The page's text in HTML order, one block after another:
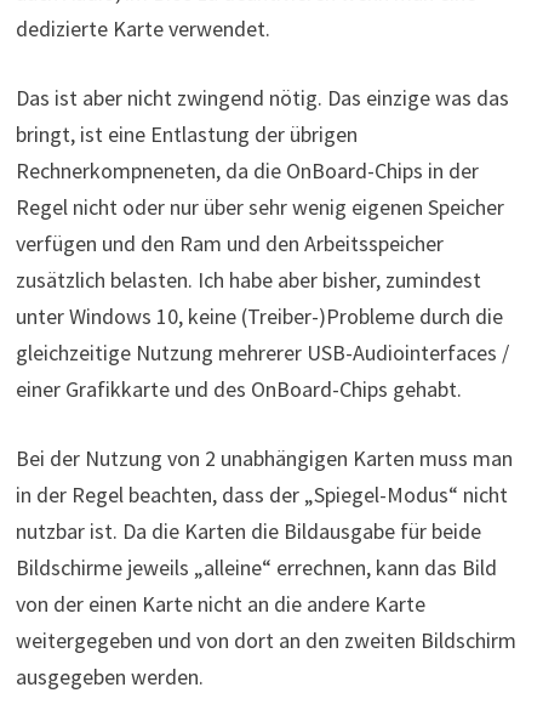
dedizierte Karte verwendet.
Das ist aber nicht zwingend nötig. Das einzige was das
bringt, ist eine Entlastung der übrigen
Rechnerkompneneten, da die OnBoard-Chips in der
Regel nicht oder nur über sehr wenig eigenen Speicher
verfügen und den Ram und den Arbeitsspeicher
zusätzlich belasten. Ich habe aber bisher, zumindest
unter Windows 10, keine (Treiber-)Probleme durch die
gleichzeitige Nutzung mehrerer USB-Audiointerfaces /
einer Grafikkarte und des OnBoard-Chips gehabt.
Bei der Nutzung von 2 unabhängigen Karten muss man
in der Regel beachten, dass der „Spiegel-Modus“ nicht
nutzbar ist. Da die Karten die Bildausgabe für beide
Bildschirme jeweils „alleine“ errechnen, kann das Bild
von der einen Karte nicht an die andere Karte
weitergegeben und von dort an den zweiten Bildschirm
ausgegeben werden.